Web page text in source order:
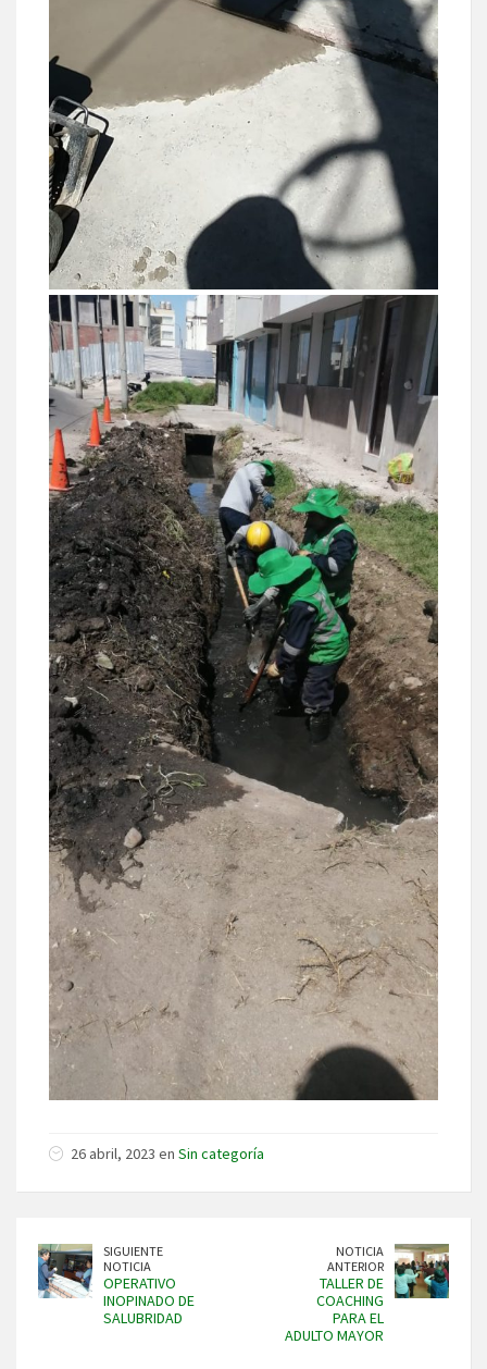
26 abril, 2023 en Sin categoría
SIGUIENTE
NOTICIA
OPERATIVO
INOPINADO DE
SALUBRIDAD
NOTICIA
ANTERIOR
TALLER DE
COACHING
PARA EL
ADULTO MAYOR